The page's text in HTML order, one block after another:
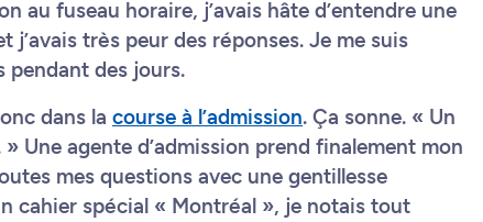
au fuseau horaire, j’avais hâte d’entendre une
très peur des réponses. Je me suis
pendant des jours.
dans la course à l’admission. Ça sonne. « Un
Une agente d’admission prend finalement mon
mes questions avec une gentillesse
cahier spécial « Montréal », je notais tout